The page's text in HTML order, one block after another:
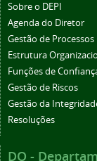
Sobre o DEPI
Agenda do Diretor
Gestão de Processos
Estrutura
Funções de
Gestão de Riscos
Gestão da
Resoluções
DO -